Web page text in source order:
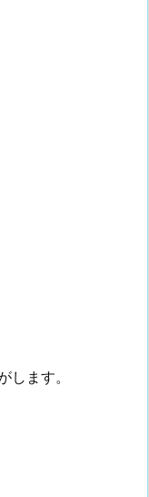
します。